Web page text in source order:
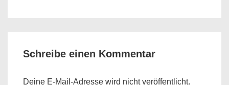
Schreibe einen Kommentar
Deine E-Mail-Adresse wird nicht veröffentlicht.